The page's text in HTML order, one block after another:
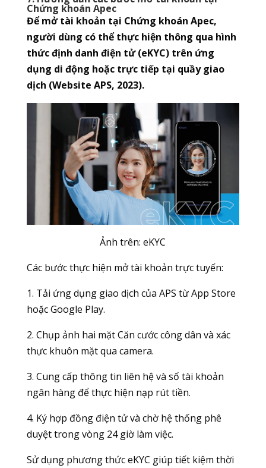
Chứng khoán Apec
Để mở tài khoản tại Chứng khoán Apec,
người dùng có thể thực hiện thông qua hình
thức định danh điện tử (eKYC) trên ứng
dụng di động hoặc trực tiếp tại quầy giao
dịch (Website APS, 2023).
Ảnh trên: eKYC
Các bước thực hiện mở tài khoản trực tuyến:
1. Tải ứng dụng giao dịch của APS từ App Store
hoặc Google Play.
2. Chụp ảnh hai mặt Căn cước công dân và xác
thực khuôn mặt qua camera.
3. Cung cấp thông tin liên hệ và số tài khoản
ngân hàng để thực hiện nạp rút tiền.
4. Ký hợp đồng điện tử và chờ hệ thống phê
duyệt trong vòng 24 giờ làm việc.
Sử dụng phương thức eKYC giúp tiết kiệm thời